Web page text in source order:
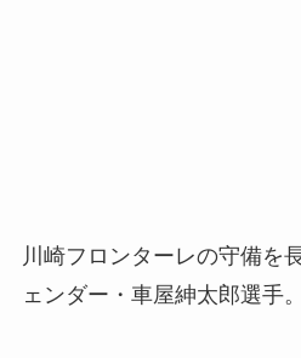
川崎フロンターレの守備を
ェンダー・車屋紳太郎選手。